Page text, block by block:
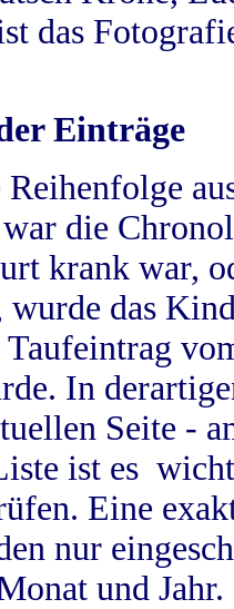
das
Einträge
die
krank war,
wurde das
Taufeintrag
In
Seite -
ist es
Eine
nur
und Jahr.